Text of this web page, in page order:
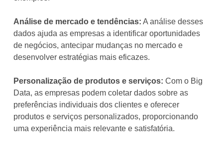
Análise de mercado e tendências: A análise desses
dados ajuda as empresas a identificar oportunidades
de negócios, antecipar mudanças no mercado e
desenvolver estratégias mais eficazes.
Personalização de produtos e serviços: Com o Big
Data, as empresas podem coletar dados sobre as
preferências individuais dos clientes e oferecer
produtos e serviços personalizados, proporcionando
uma experiência mais relevante e satisfatória.